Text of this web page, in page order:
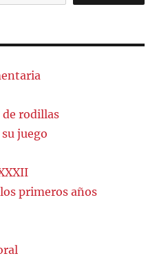
de rodillas
juego
primeros años